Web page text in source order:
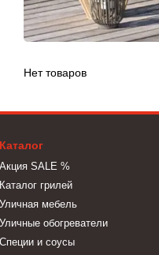
Нет товаров
Каталог
Акция SALE %
Каталог грилей
Уличная мебель
Уличные обогреватели
Специи и соусы